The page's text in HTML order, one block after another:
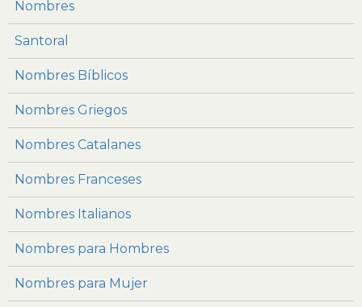
Nombres
Santoral
Nombres Bíblicos
Nombres Griegos
Nombres Catalanes
Nombres Franceses
Nombres Italianos
Nombres para Hombres
Nombres para Mujer